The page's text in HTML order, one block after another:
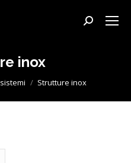
Cerca:
inox
Strutture inox